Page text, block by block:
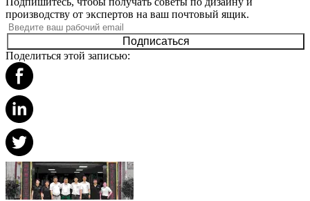
производству от экспертов на ваш почтовый ящик.
Подписаться
Поделиться этой записью: